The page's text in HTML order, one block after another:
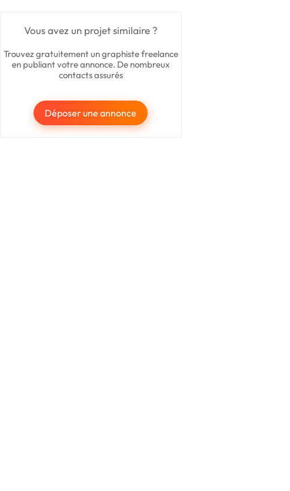
Vous avez un projet similaire ?
Trouvez gratuitement un graphiste freelance
en publiant votre annonce. De nombreux
contacts assurés
Déposer une annonce